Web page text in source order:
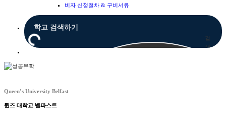
비자 신청절차 & 구비서류
검
색
Queen’s University Belfast
퀸즈 대학교 벨파스트